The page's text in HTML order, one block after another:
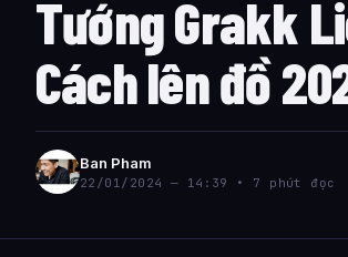
Tướng Grakk
Cách lên đồ
Ban Pham
22/01/2024 — 14:39 • 7 phút đọc